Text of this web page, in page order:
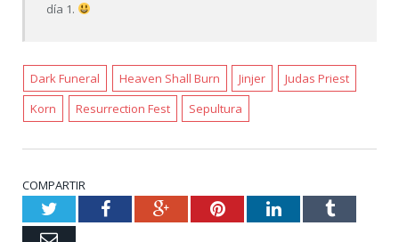
día 1.
Dark Funeral Heaven Shall Burn Jinjer
Judas Priest
Korn
Resurrection Fest Sepultura
COMPARTIR
TwitterFacebookGoogle+PinterestLinkedInTumblr